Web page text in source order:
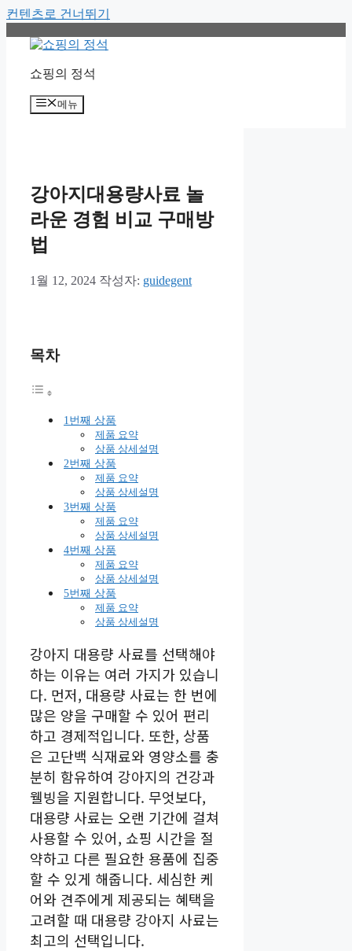
컨텐츠로 건너뛰기
쇼핑의 정석
메뉴
강아지대용량사료 놀
라운 경험 비교 구매방
법
1월 12, 2024 작성자: guidegent
목차
1번째 상품
제품 요약
상품 상세설명
2번째 상품
제품 요약
상품 상세설명
3번째 상품
제품 요약
상품 상세설명
4번째 상품
제품 요약
상품 상세설명
5번째 상품
제품 요약
상품 상세설명
강아지 대용량 사료를 선택해야
하는 이유는 여러 가지가 있습니
다. 먼저, 대용량 사료는 한 번에
많은 양을 구매할 수 있어 편리
하고 경제적입니다. 또한, 상품
은 고단백 식재료와 영양소를 충
분히 함유하여 강아지의 건강과
웰빙을 지원합니다. 무엇보다,
대용량 사료는 오랜 기간에 걸쳐
사용할 수 있어, 쇼핑 시간을 절
약하고 다른 필요한 용품에 집중
할 수 있게 해줍니다. 세심한 케
어와 견주에게 제공되는 혜택을
고려할 때 대용량 강아지 사료는
최고의 선택입니다.